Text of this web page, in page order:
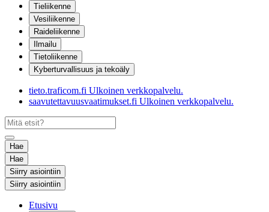
Tieliikenne
Vesiliikenne
Raideliikenne
Ilmailu
Tietoliikenne
Kyberturvallisuus ja tekoäly
tieto.traficom.fi Ulkoinen verkkopalvelu.
saavutettavuusvaatimukset.fi Ulkoinen verkkopalvelu.
Hae
Hae
Siirry asiointiin
Siirry asiointiin
Etusivu